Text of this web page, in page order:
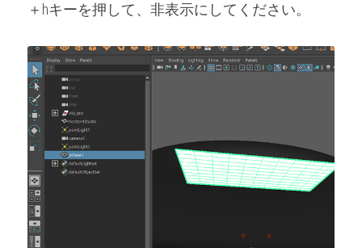
＋hキーを押して、非表示にしてください。